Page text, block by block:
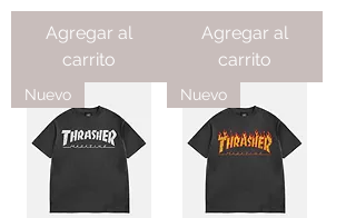
Agregar al
carrito
Agregar al
carrito
Nuevo Nuevo